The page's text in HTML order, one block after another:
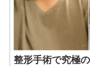
整形手術で究極